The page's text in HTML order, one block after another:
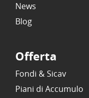
News
Blog
Offerta
Fondi & Sicav
Piani di Accumulo